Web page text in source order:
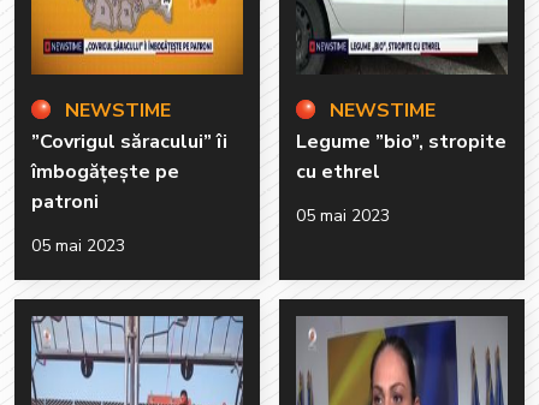
NEWSTIME
”Covrigul săracului” îi
îmbogățește pe
patroni
05 mai 2023
NEWSTIME
Legume ”bio”, stropite
cu ethrel
05 mai 2023